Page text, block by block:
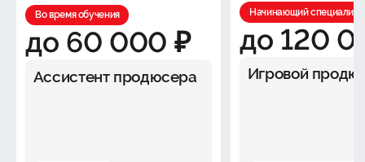
Во время обучения
до 60 000 ₽
Ассистент продюсера
Начинающий специалист
до 120
Игровой